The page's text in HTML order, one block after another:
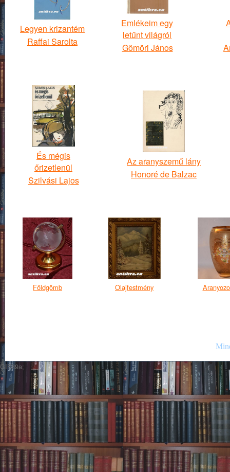
Legyen krizantém
Raffai Sarolta
Emlékeim egy
letűnt világról
Gömöri János
És mégis
őrizetlenül
Szilvási Lajos
Az aranyszemű lány
Honoré de Balzac
Földgömb Olajfestmény
GIF89a;